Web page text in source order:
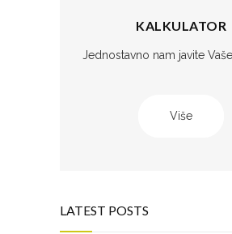
KALKULATOR
Jednostavno nam javite
Više
LATEST POSTS